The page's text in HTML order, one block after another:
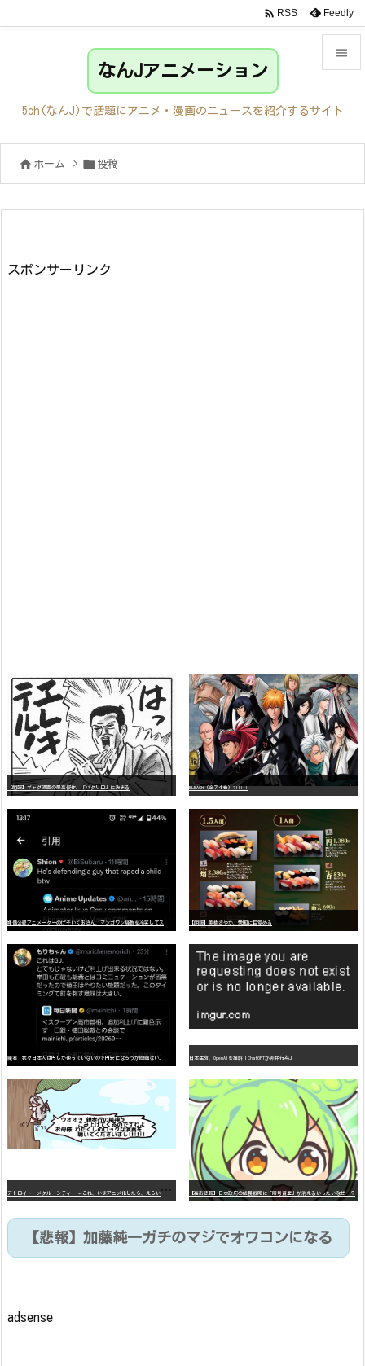

サイド
前へ

 RSS Feedly
なんJアニメーション
5ch(なんJ)で話題にアニメ・漫画のニュースを紹介するサイト
 ホーム >  投稿
スポンサーリンク
【朗報】ギャグ漫画の最高傑作、「パタリロ」に決まる BLEACH（全７４巻）?!!!!!
【朗報】美樹さやか、愛国に目覚める
識者「我々日本人は円しか使っていないので円安になろうが問題ない」 日本生命、OpenAIを提訴「ChatGPTが非弁行為」
デ
トロイト・メタル・シティー ⇐これ、いまアニメ化したら、えらいことになってたよな？ 【高市悲報】日本政府の成長戦略に「暗号資産」が消えるいったいなぜ…？
【悲報】加藤純一ガチのマジでオワコンになる
adsense